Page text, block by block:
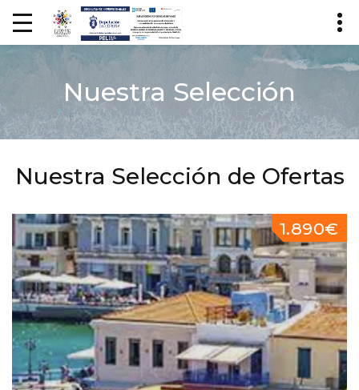
Nuestra Selección
Nuestra Selección de Ofertas
1.890€